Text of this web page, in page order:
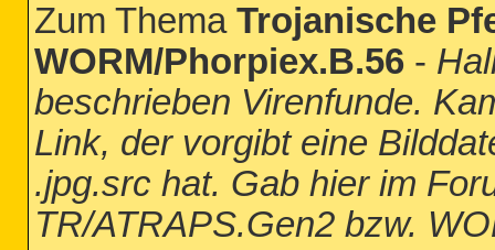
Zum Thema Trojanische
WORM/Phorpiex.B.56 -
beschrieben Virenfunde.
Link, der vorgibt eine
.jpg.src hat. Gab hier im
TR/ATRAPS.Gen2 bzw.